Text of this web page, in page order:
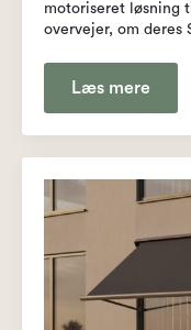
motoriseret løsning
overvejer, om deres
Læs mere